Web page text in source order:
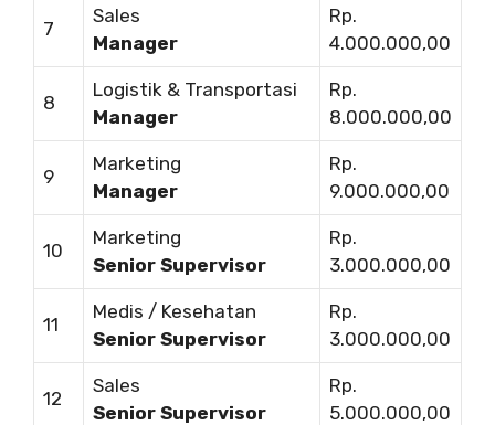
7
Sales
Manager
Rp.
4.000.000,00
8
Logistik & Transportasi
Manager
Rp.
8.000.000,00
9
Marketing
Manager
Rp.
9.000.000,00
10
Marketing
Senior Supervisor
Rp.
3.000.000,00
11
Medis / Kesehatan
Senior Supervisor
Rp.
3.000.000,00
12
Sales
Senior Supervisor
Rp.
5.000.000,00